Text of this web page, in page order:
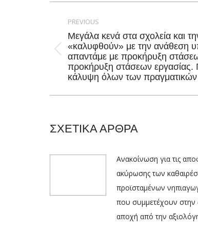
navigation
PREVIOUS
Previous
post:
Μεγάλα κενά στα σχολεία και
«καλυφθούν» με την ανάθεση
απαντάμε με προκήρυξη
προκήρυξη στάσεων εργασίας.
κάλυψη όλων των
ΣΧΕΤΙΚΑ ΑΡΘΡΑ
Ανακοίνωση για τις
ακύρωσης των
προϊσταμένων
που συμμετέχουν στην
αποχή από την